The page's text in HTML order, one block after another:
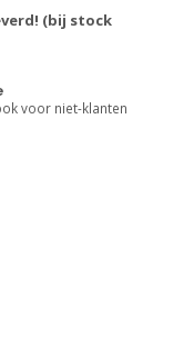
(bij stock
voor niet-klanten